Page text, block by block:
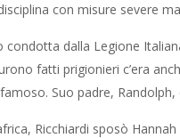
con misure severe
condotta dalla Legione
fatti prigionieri c’era
Suo padre,
Ricchiardi sposò